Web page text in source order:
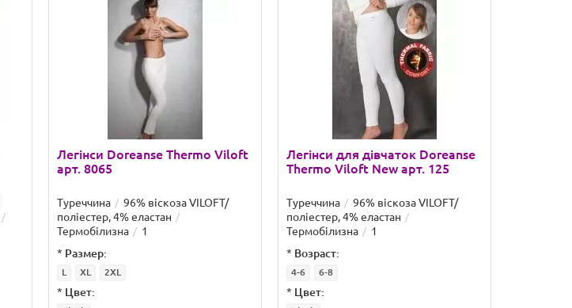
Легінси Doreanse Thermo Viloft
арт. 8065
Туреччина
96% віскоза VILOFT/
поліестер, 4% еластан
Термобілизна
1
* Размер:
L XL 2XL
* Цвет:
Легінси для дівчаток Doreanse
Thermo Viloft New арт. 125
Туреччина
96% віскоза VILOFT/
поліестер, 4% еластан
Термобілизна
1
* Возраст:
4-6 6-8
* Цвет: